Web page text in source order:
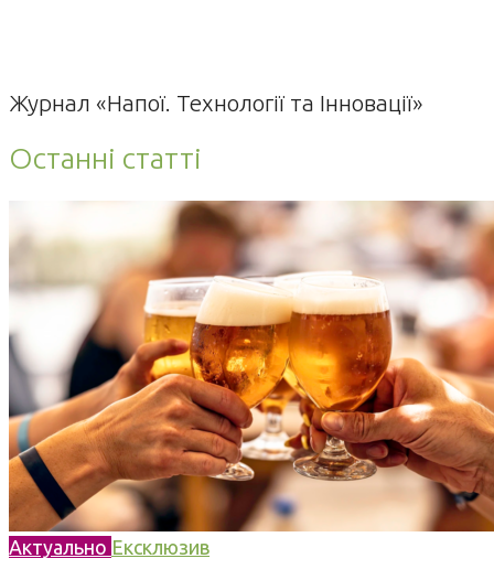
Журнал «Напої. Технології та Інновації»
Останні статті
Актуально Ексклюзив